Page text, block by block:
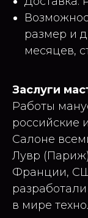
размер и
месяцев,
Заслуги
Работы
российские
Салоне
Лувр
Франции,
в мире